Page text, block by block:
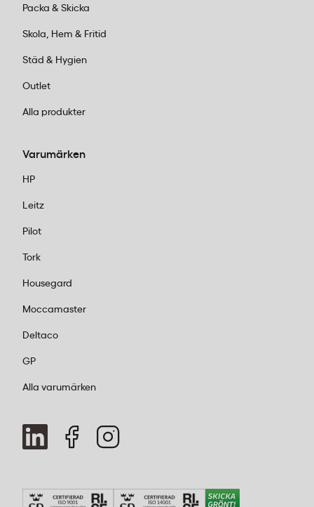
Packa & Skicka
Skola, Hem & Fritid
Städ & Hygien
Outlet
Alla produkter
Varumärken
HP
Leitz
Pilot
Tork
Housegard
Moccamaster
Deltaco
GP
Alla varumärken